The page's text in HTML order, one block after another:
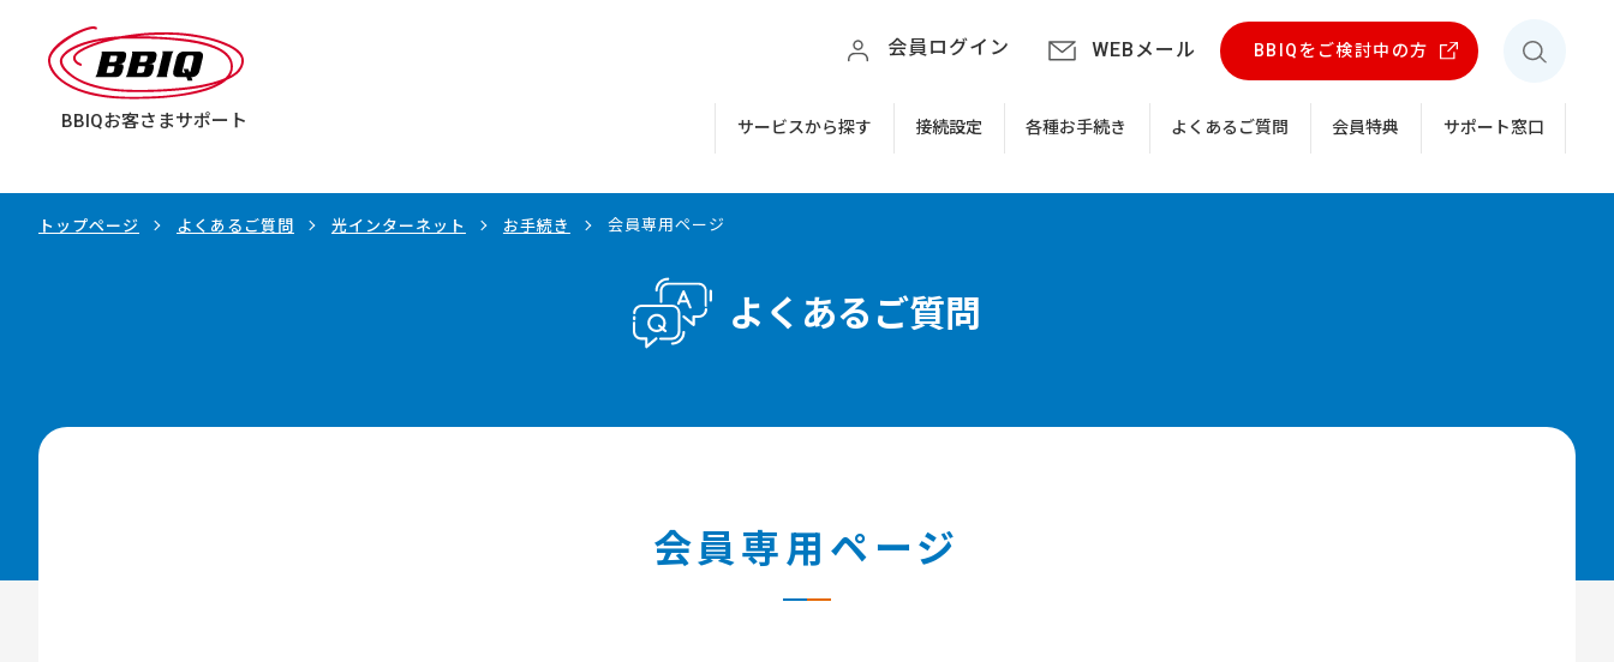
BBIQお客さまサポート
会員ログイン WEBメール BBIQをご検討中の方
サービスから探す 接続設定 各種お手続き よくあるご質問 会員特典 サポート窓口
トップページ よくあるご質問 光インターネット お手続き 会員専用ページ
よくあるご質問
会員専用ページ